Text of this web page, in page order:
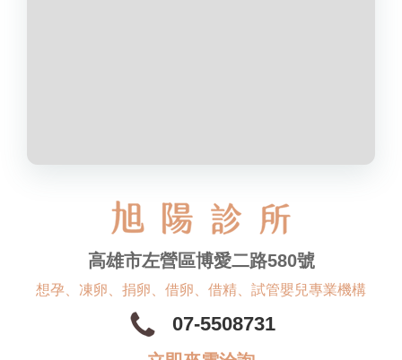
高雄市左營區博愛二路580號
想孕、凍卵、捐卵、借卵、借精、試管嬰兒專業機構
07-5508731